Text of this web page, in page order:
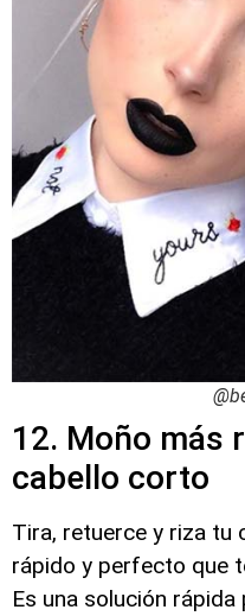
12. Moño más
cabello corto
Tira, retuerce y riza tu
rápido y perfecto que
Es una solución